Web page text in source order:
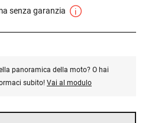
senza garanzia
panoramica della moto? O hai
subito! Vai al modulo